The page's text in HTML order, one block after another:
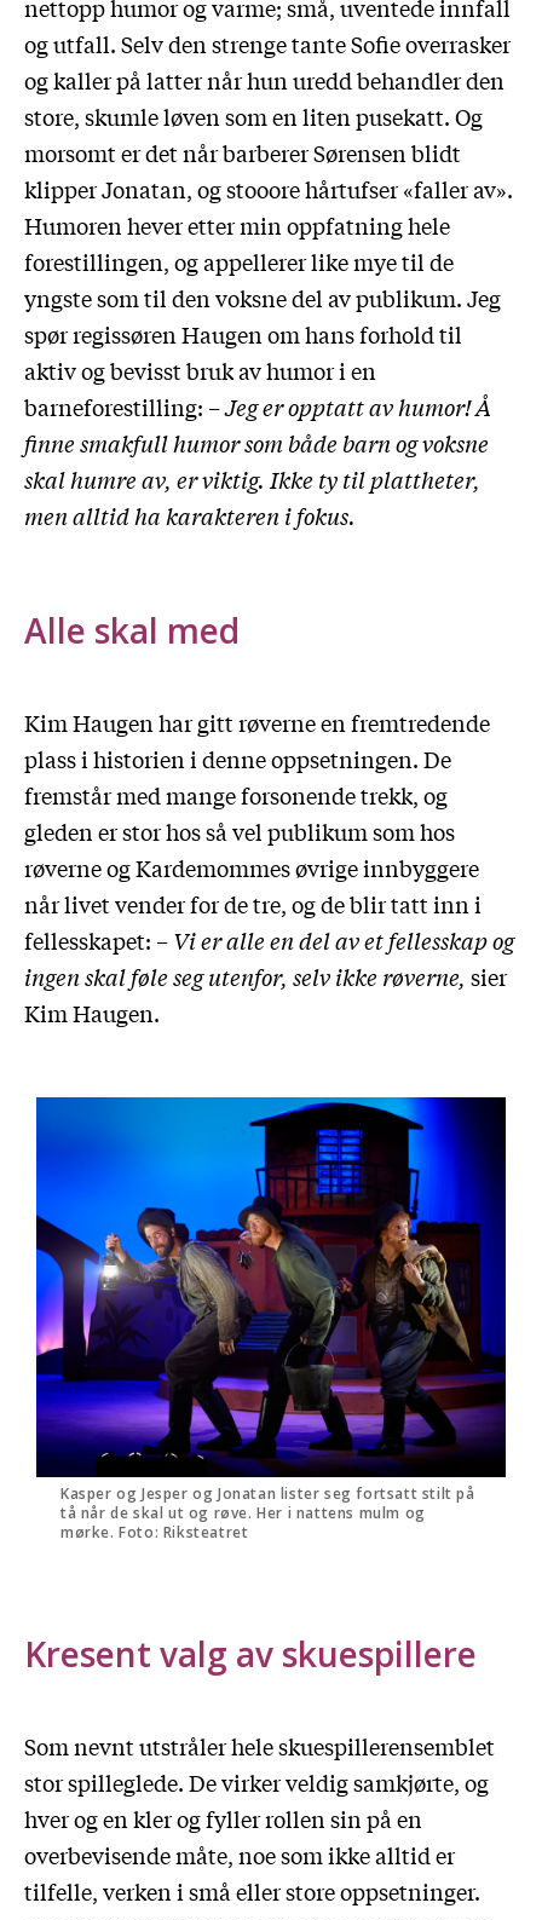
nettopp humor og varme; små, uventede innfall
og utfall. Selv den strenge tante Sofie overrasker
og kaller på latter når hun uredd behandler den
store, skumle løven som en liten pusekatt. Og
morsomt er det når barberer Sørensen blidt
klipper Jonatan, og stooore hårtufser «faller av».
Humoren hever etter min oppfatning hele
forestillingen, og appellerer like mye til de
yngste som til den voksne del av publikum. Jeg
spør regissøren Haugen om hans forhold til
aktiv og bevisst bruk av humor i en
barneforestilling: – Jeg er opptatt av humor! Å
finne smakfull humor som både barn og voksne
skal humre av, er viktig. Ikke ty til plattheter,
men alltid ha karakteren i fokus.
Alle skal med
Kim Haugen har gitt røverne en fremtredende
plass i historien i denne oppsetningen. De
fremstår med mange forsonende trekk, og
gleden er stor hos så vel publikum som hos
røverne og Kardemommes øvrige innbyggere
når livet vender for de tre, og de blir tatt inn i
fellesskapet: – Vi er alle en del av et fellesskap og
ingen skal føle seg utenfor, selv ikke røverne, sier
Kim Haugen.
Kasper og Jesper og Jonatan lister seg fortsatt stilt på
tå når de skal ut og røve. Her i nattens mulm og
mørke. Foto: Riksteatret
Kresent valg av skuespillere
Som nevnt utstråler hele skuespillerensemblet
stor spilleglede. De virker veldig samkjørte, og
hver og en kler og fyller rollen sin på en
overbevisende måte, noe som ikke alltid er
tilfelle, verken i små eller store oppsetninger.